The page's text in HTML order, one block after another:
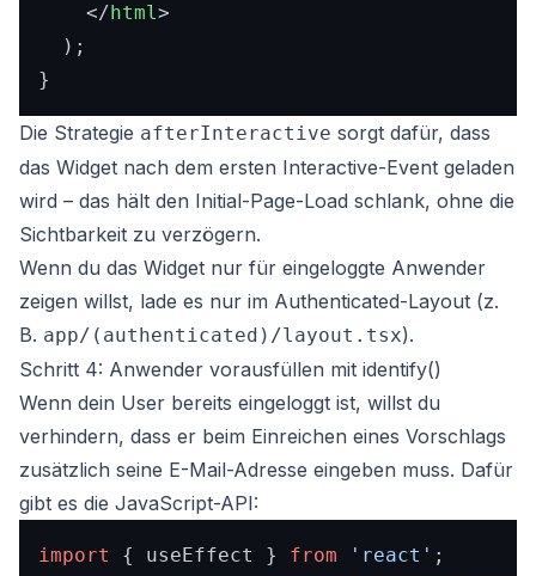
</html>
  );
Die Strategie afterInteractive sorgt dafür, dass
das Widget nach dem ersten Interactive-Event geladen
wird – das hält den Initial-Page-Load schlank, ohne die
Sichtbarkeit zu verzögern.
Wenn du das Widget nur für eingeloggte Anwender
zeigen willst, lade es nur im Authenticated-Layout (z.
B. app/(authenticated)/layout.tsx).
Schritt 4: Anwender vorausfüllen mit identify()
Wenn dein User bereits eingeloggt ist, willst du
verhindern, dass er beim Einreichen eines Vorschlags
zusätzlich seine E-Mail-Adresse eingeben muss. Dafür
gibt es die JavaScript-API:
import { useEffect } from 'react'